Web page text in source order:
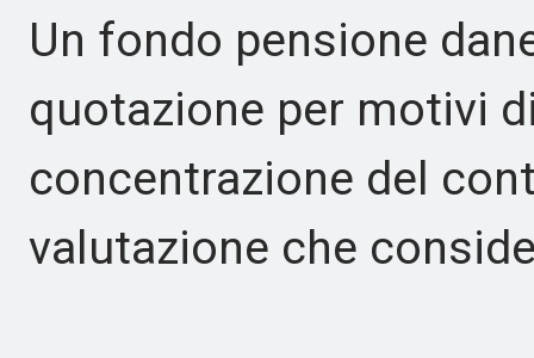
Un fondo pensione
quotazione per motivi
concentrazione del
valutazione che